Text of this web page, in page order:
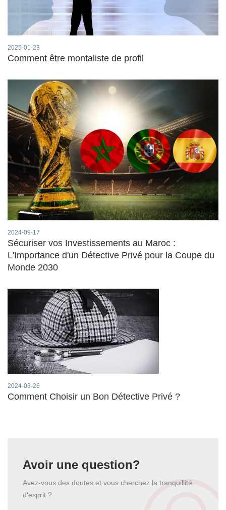
2025-01-23
Comment être montaliste de profil
2024-09-17
Sécuriser vos Investissements au Maroc :
L'Importance d'un Détective Privé pour la Coupe du
Monde 2030
2024-03-26
Comment Choisir un Bon Détective Privé ?
Avoir une question?
Avez-vous des doutes et vous cherchez la tranquillité
d'esprit ?